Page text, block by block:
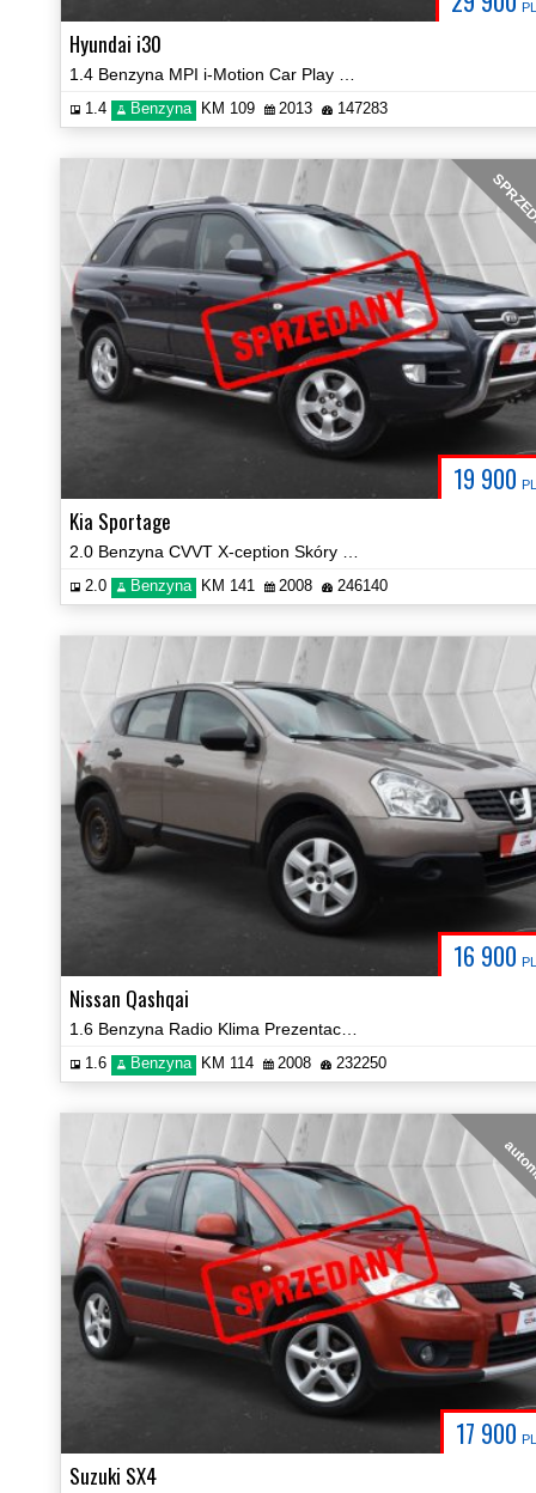
Hyundai i30
1.4 Benzyna KM 109 2013 147283
19 900
Kia Sportage
2.0 Benzyna KM 141 2008 246140
16 900
Nissan Qashqai
1.6 Benzyna KM 114 2008 232250
17 900
Suzuki SX4